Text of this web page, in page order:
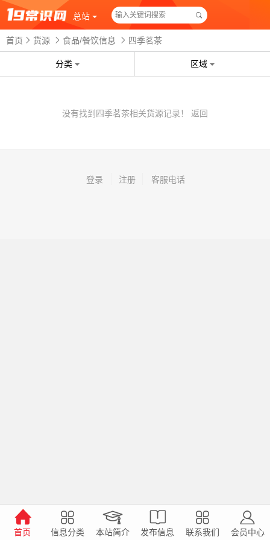
总站
首页 货源 食品/餐饮信息 四季茗茶
分类 区域
没有找到四季茗茶相关货源记录！ 返回
登录 注册 客服电话
首页 信息分类 本站简介 发布信息 联系我们 会员中心